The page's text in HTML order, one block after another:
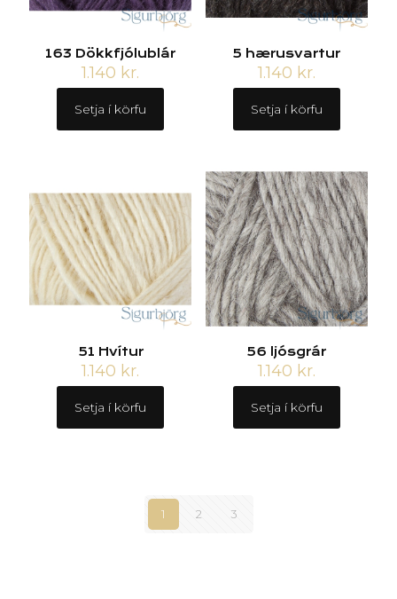
163 Dökkfjólublár
1.140 kr.
Setja í körfu
5 hærusvartur
1.140 kr.
Setja í körfu
51 Hvítur
1.140 kr.
Setja í körfu
56 ljósgrár
1.140 kr.
Setja í körfu
1 2 3